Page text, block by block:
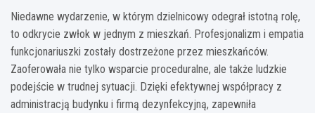
Niedawne wydarzenie, w którym dzielnicowy odegrał istotną rolę,
to odkrycie zwłok w jednym z mieszkań. Profesjonalizm i empatia
funkcjonariuszki zostały dostrzeżone przez mieszkańców.
Zaoferowała nie tylko wsparcie proceduralne, ale także ludzkie
podejście w trudnej sytuacji. Dzięki efektywnej współpracy z
administracją budynku i firmą dezynfekcyjną, zapewniła